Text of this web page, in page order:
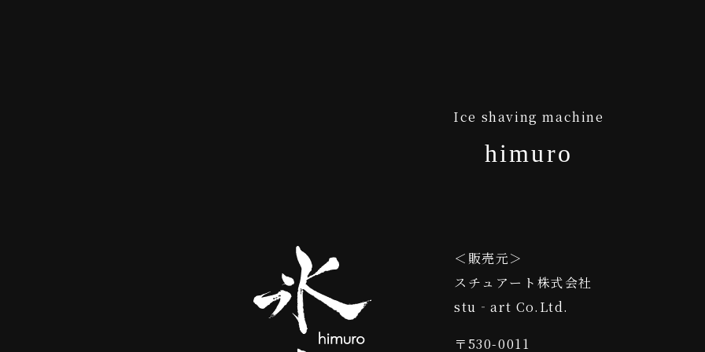
Ice shaving machine
himuro
＜販売元＞
スチュアート株式会社
stu‐art Co.Ltd.
〒530-0011